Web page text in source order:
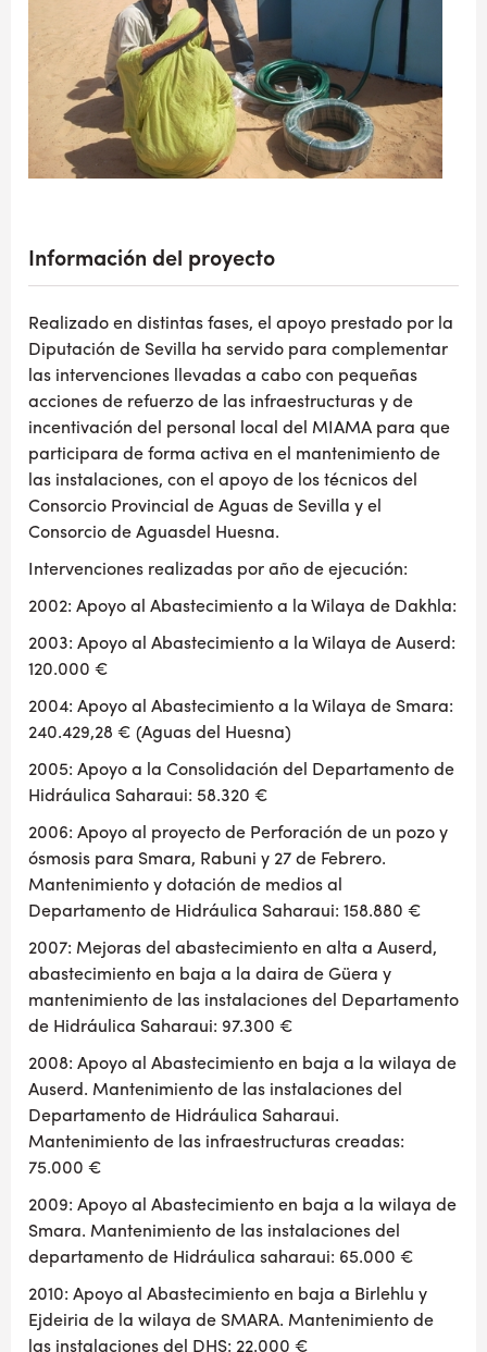
Información del proyecto
Realizado en distintas fases, el apoyo prestado por la
Diputación de Sevilla ha servido para complementar
las intervenciones llevadas a cabo con pequeñas
acciones de refuerzo de las infraestructuras y de
incentivación del personal local del MIAMA para que
participara de forma activa en el mantenimiento de
las instalaciones, con el apoyo de los técnicos del
Consorcio Provincial de Aguas de Sevilla y el
Consorcio de Aguasdel Huesna.
Intervenciones realizadas por año de ejecución:
2002: Apoyo al Abastecimiento a la Wilaya de Dakhla:
2003: Apoyo al Abastecimiento a la Wilaya de Auserd:
120.000 €
2004: Apoyo al Abastecimiento a la Wilaya de Smara:
240.429,28 € (Aguas del Huesna)
2005: Apoyo a la Consolidación del Departamento de
Hidráulica Saharaui: 58.320 €
2006: Apoyo al proyecto de Perforación de un pozo y
ósmosis para Smara, Rabuni y 27 de Febrero.
Mantenimiento y dotación de medios al
Departamento de Hidráulica Saharaui: 158.880 €
2007: Mejoras del abastecimiento en alta a Auserd,
abastecimiento en baja a la daira de Güera y
mantenimiento de las instalaciones del Departamento
de Hidráulica Saharaui: 97.300 €
2008: Apoyo al Abastecimiento en baja a la wilaya de
Auserd. Mantenimiento de las instalaciones del
Departamento de Hidráulica Saharaui.
Mantenimiento de las infraestructuras creadas:
75.000 €
2009: Apoyo al Abastecimiento en baja a la wilaya de
Smara. Mantenimiento de las instalaciones del
departamento de Hidráulica saharaui: 65.000 €
2010: Apoyo al Abastecimiento en baja a Birlehlu y
Ejdeiria de la wilaya de SMARA. Mantenimiento de
las instalaciones del DHS: 22.000 €